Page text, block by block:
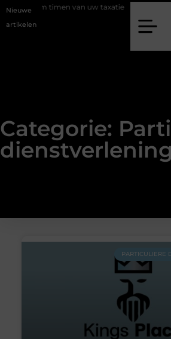
Nieuwe
artikelen
Slim timen van uw taxatie
Categorie:
dienstverlening
PARTICULIERE